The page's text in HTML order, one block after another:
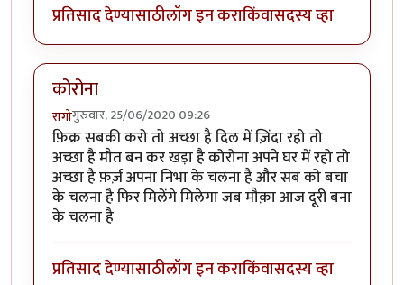
प्रतिसाद देण्यासाठीलॉग इन कराकिंवासदस्य व्हा
कोरोना
रागोगुरुवार, 25/06/2020 09:26
फ़िक्र सबकी करो तो अच्छा है दिल में ज़िंदा रहो तो
अच्छा है मौत बन कर खड़ा है कोरोना अपने घर में रहो तो
अच्छा है फ़र्ज़ अपना निभा के चलना है और सब को बचा
के चलना है फिर मिलेंगे मिलेगा जब मौक़ा आज दूरी बना
के चलना है
प्रतिसाद देण्यासाठीलॉग इन कराकिंवासदस्य व्हा